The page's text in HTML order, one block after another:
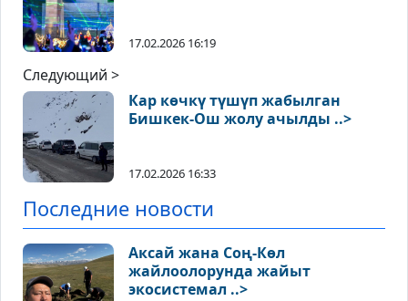
17.02.2026 16:19
Следующий >
Кар көчкү түшүп жабылган
Бишкек-Ош жолу ачылды ..>
17.02.2026 16:33
Последние новости
Аксай жана Соң-Көл
жайлоолорунда жайыт
экосистемал ..>